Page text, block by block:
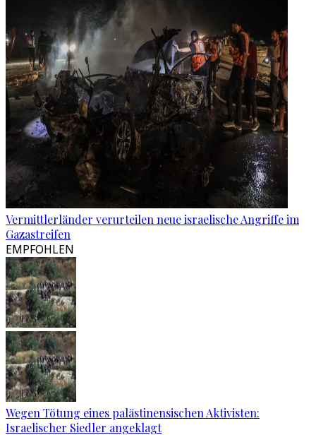
Vermittlerländer verurteilen neue israelische Angriffe im
Gazastreifen
EMPFOHLEN
Wegen Tötung eines palästinensischen Aktivisten:
Israelischer Siedler angeklagt